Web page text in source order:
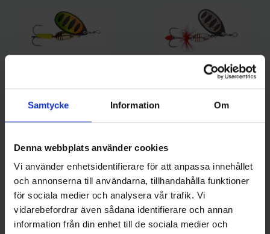
Samtycke Information Om
Denna webbplats använder cookies
Vi använder enhetsidentifierare för att anpassa innehållet
och annonserna till användarna, tillhandahålla funktioner
för sociala medier och analysera vår trafik. Vi
vidarebefordrar även sådana identifierare och annan
information från din enhet till de sociala medier och
Savage Gear
Savage Gear Rotex Spinner 8
Pris
59,00 kr
Savage Gear
Savage Gear Rotex Spinner 8
Pris
59,00 kr